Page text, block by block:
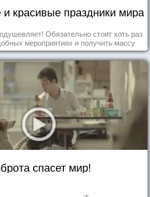
красивые праздники мира
Обязательно стоит хоть раз
мероприятиях и получить массу
впечатлений!
спасет мир!